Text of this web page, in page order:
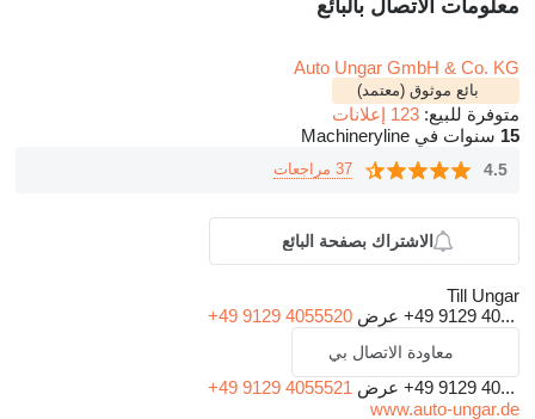
معلومات الاتصال بالبائع
Auto Ungar GmbH & Co. KG
بائع موثوق (معتمد)
متوفرة للبيع: 123 إعلانات
15 سنوات في Machineryline
4.5 37 مراجعات
الاشتراك بصفحة البائع
Till Ungar
+49 9129 40... عرض +49 9129 4055520
معاودة الاتصال بي
+49 9129 40... عرض +49 9129 4055521
www.auto-ungar.de